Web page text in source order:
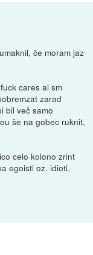
če moram jaz
cares al sm
zarad
bil več samo
še na gobec ruknit,
celo kolono zrint
egoisti oz. idioti.